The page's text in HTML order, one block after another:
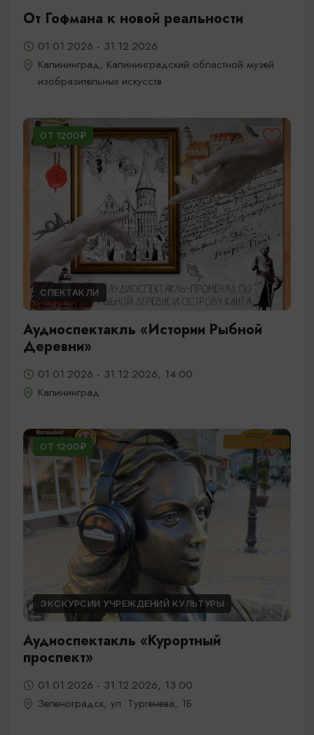
От Гофмана к новой реальности
01.01.2026 - 31.12.2026
Калининград, Калининградский областной музей
изобразительных искусств
ОТ 1200₽
СПЕКТАКЛИ
Аудиоспектакль «Истории Рыбной
Деревни»
01.01.2026 - 31.12.2026, 14:00
Калининград
ОТ 1200₽
ЭКСКУРСИИ УЧРЕЖДЕНИЙ КУЛЬТУРЫ
Аудиоспектакль «Курортный
проспект»
01.01.2026 - 31.12.2026, 13:00
Зеленоградск, ул. Тургенева, 1Б